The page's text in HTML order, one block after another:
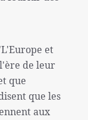
et
de leur
que
que les
aux